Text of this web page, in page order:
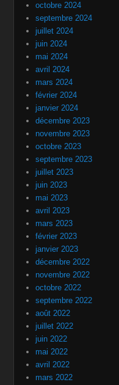
octobre 2024
septembre 2024
juillet 2024
juin 2024
mai 2024
avril 2024
mars 2024
février 2024
janvier 2024
décembre 2023
novembre 2023
octobre 2023
septembre 2023
juillet 2023
juin 2023
mai 2023
avril 2023
mars 2023
février 2023
janvier 2023
décembre 2022
novembre 2022
octobre 2022
septembre 2022
août 2022
juillet 2022
juin 2022
mai 2022
avril 2022
mars 2022